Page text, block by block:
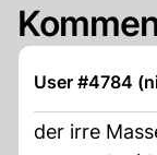
User #4784
der irre